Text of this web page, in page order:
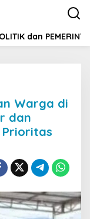
dan
Warga di
dan